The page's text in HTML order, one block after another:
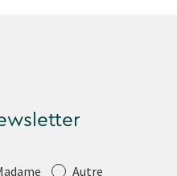
Autre